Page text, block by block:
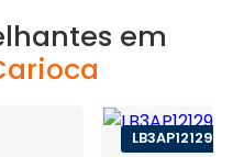
em
LB3AP121291